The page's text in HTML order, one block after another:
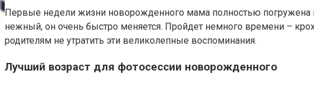
Первые недели жизни новорожденного мама полностью погружена
нежный, он очень быстро меняется. Пройдет немного времени –
родителям не утратить эти великолепные воспоминания.
Лучший возраст для фотосессии новорожденного